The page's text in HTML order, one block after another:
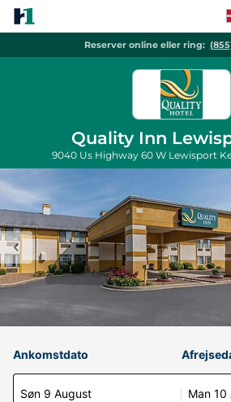
Reserver online eller ring:
Quality Inn
9040 Us Highway 60 W Lewisport
Ankomstdato
Søn 9 August Man 10